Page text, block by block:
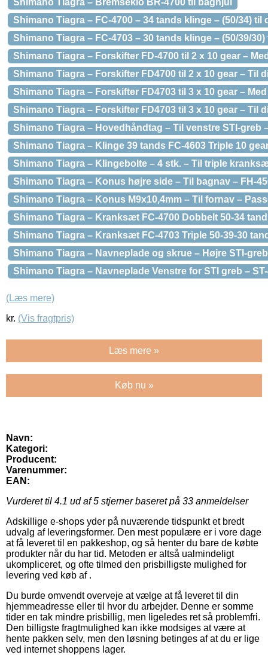
Shimano Tiagra – Bremseklo BR-4700 til baghjul
Shimano Tiagra – FC-4700 – 34 tands klinge – (50/34)
Shimano Tiagra – FC-4703 – 30 tands klinge – (50/39/
Shimano Tiagra – Forskifter FD-4700 til 2 x 10 gear –
Shimano Tiagra – Forskifter FD4700 til 2 x 10 gear – Til
Shimano Tiagra – Forskifter FD4703 til 3 x 10 gear –
Shimano Tiagra – Forskifter FD4703 til 3 x 10 gear – Til
Shimano Tiagra – Hovedhåndtag – Til venstre STI-greb
Shimano Tiagra – Klinge 39 tands FC-4603 Triple 10
Shimano Tiagra – Klingebolte – 4 stk. – Til triple
Shimano Tiagra – Konus højre side – Til bagnav – FH-
Shimano Tiagra – Konus M9x10,4mm – Til fornav –
Shimano Tiagra – Kranksæt FC-4700 Dobbelt 50-34
Shimano Tiagra – Kranksæt FC-4703 Triple 50-39-30
Shimano Tiagra – Navneplade og skrue – Højre STI-greb
Shimano Tiagra – Navneplade Venstre for STI greb –
(Læs mere)
kr. (Vis fragtpris)
Læs mere »
Køb nu »
Navn:
Kategori:
Producent:
Varenummer:
EAN:
Vurderet til 4.1 ud af 5 stjerner baseret på 33 anmeldelser
Adskillige e-shops yder på nuværende tidspunkt et bredt
udvalg af leveringsformer. Den mest populære er i vore dage
at få leveret til en pakkeshop, og så henter du bare de købte
produkter når du har tid. Metoden er altså ualmindeligt
ukompliceret, og ofte tilmed den prisbilligste mulighed for
levering ved køb af .
Du burde omvendt overveje at vælge at få leveret til din
hjemmeadresse eller til hvor du arbejder. Denne er somme
tider en tak mindre prisbillig, men ligeledes ret så problemfri.
Den billigste fragtmulighed kan ikke modsiges at være at
hente pakken selv, men den løsning betinges af at du er lige
ved internet shoppens lager.